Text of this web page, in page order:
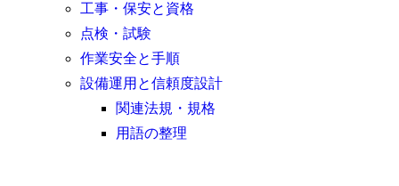
工事・保安と資格
点検・試験
作業安全と手順
設備運用と信頼度設計
関連法規・規格
用語の整理